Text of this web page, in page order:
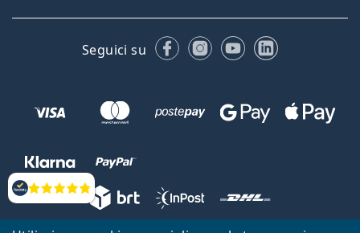
Valutazione
Seguici su FacebookInstagram
YouTubeLinkedIn